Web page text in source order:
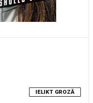
IELIKT GROZĀ